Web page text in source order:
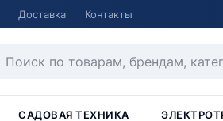
Доставка Контакты
САДОВАЯ ТЕХНИКА